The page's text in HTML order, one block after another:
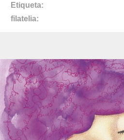
Etiqueta
filatelia